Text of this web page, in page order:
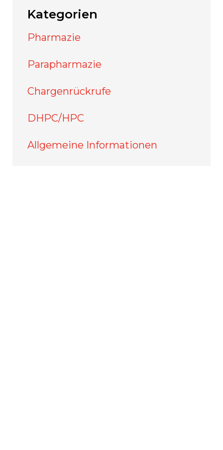
Kategorien
Pharmazie
Parapharmazie
Chargenrückrufe
DHPC/HPC
Allgemeine Informationen